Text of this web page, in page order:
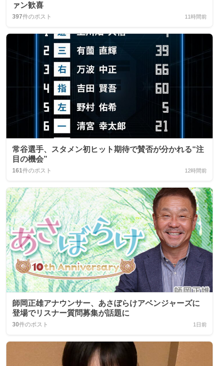
ァン歓喜
397件のポスト 11時間前
常谷選手、スタメン初ヒット期待で賛否が分かれる“注
目の機会”
161件のポスト 12時間前
師岡正雄アナウンサー、あさぼらけアベンジャーズに
登場でリスナー質問募集が話題に
30件のポスト 1日前